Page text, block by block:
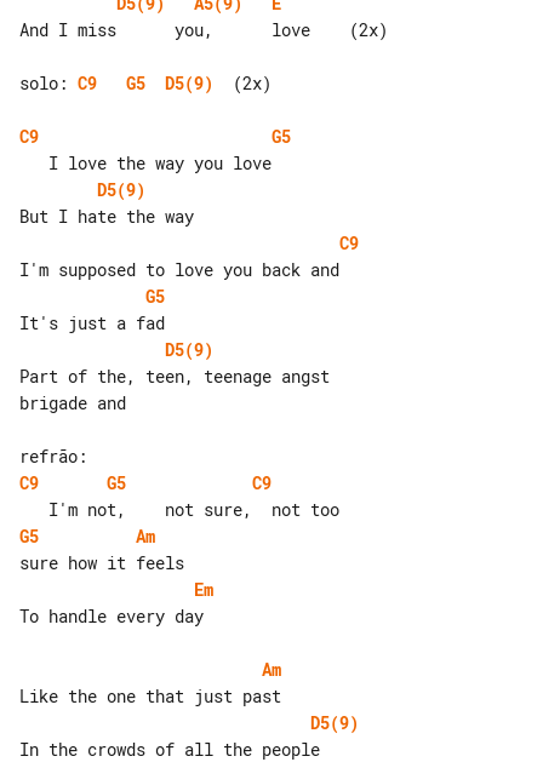
And I miss      you,      love    (2x)
solo: C9 G5 D5(9)
  (2x)
C9
G5
D5(9)
C9
G5
D5(9)
Part of the, teen, teenage angst
brigade and
C9
G5
C9
G5
Am
Em
To handle every day
Am
D5(9)